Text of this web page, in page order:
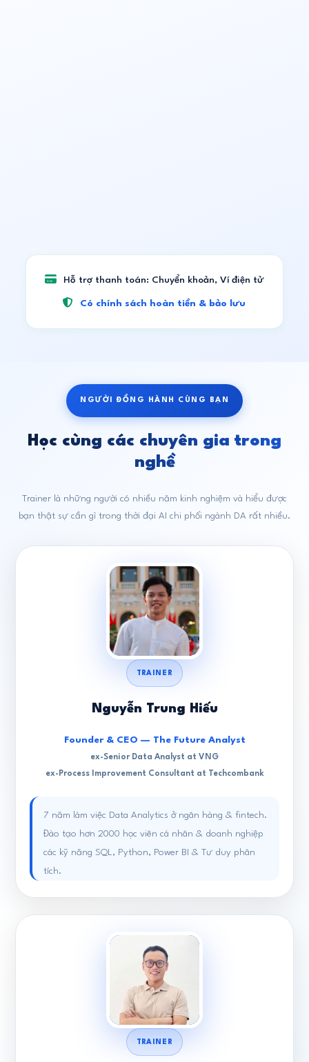
Hỗ trợ thanh toán: Chuyển khoản, Ví điện tử
Có chính sách hoàn tiền & bảo lưu
NGƯỜI ĐỒNG HÀNH CÙNG BẠN
Học cùng các chuyên gia trong
nghề
Trainer là những người có nhiều năm kinh nghiệm và hiểu được
bạn thật sự cần gì trong thời đại AI chi phối ngành DA rất nhiều.
TRAINER
Nguyễn Trung Hiếu
Founder & CEO — The Future Analyst
ex-Senior Data Analyst at VNG
ex-Process Improvement Consultant at Techcombank
7 năm làm việc Data Analytics ở ngân hàng & fintech.
Đào tạo hơn 2000 học viên cá nhân & doanh nghiệp
các kỹ năng SQL, Python, Power BI & Tư duy phân
tích.
TRAINER